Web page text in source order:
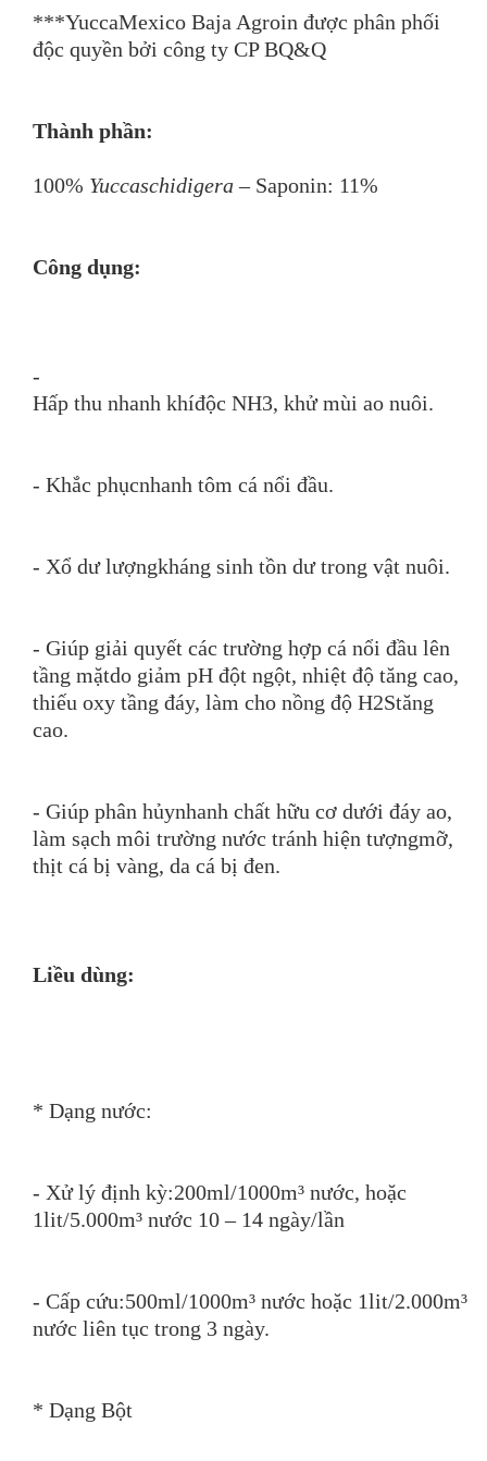
***YuccaMexico Baja Agroin được phân phối
độc quyền bởi công ty CP BQ&Q
Thành phần:
100% Yuccaschidigera– Saponin: 11%
Công dụng:
-
Hấp thu nhanh khíđộc NH3, khử mùi ao nuôi.
- Khắc phụcnhanh tôm cá nổi đầu.
- Xổ dư lượngkháng sinh tồn dư trong vật nuôi.
- Giúp giải quyết các trường hợp cá nổi đầu lên
tầng mặtdo giảm pH đột ngột, nhiệt độ tăng cao,
thiếu oxy tầng đáy, làm cho nồng độ H2Stăng
cao.
- Giúp phân hủynhanh chất hữu cơ dưới đáy ao,
làm sạch môi trường nước tránh hiện tượngmỡ,
thịt cá bị vàng, da cá bị đen.
Liều dùng:
* Dạng nước:
- Xử lý định kỳ:200ml/1000m³ nước, hoặc
1lit/5.000m³ nước 10 – 14 ngày/lần
- Cấp cứu:500ml/1000m³ nước hoặc 1lit/2.000m³
nước liên tục trong 3 ngày.
* Dạng Bột